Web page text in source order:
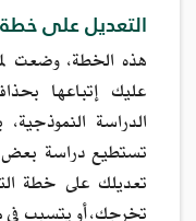
التعديل على خطة
هذه الخطة، وضعت
عليك إتباعها
الدراسة
تستطيع دراسة بعض
تعديلك على خطة